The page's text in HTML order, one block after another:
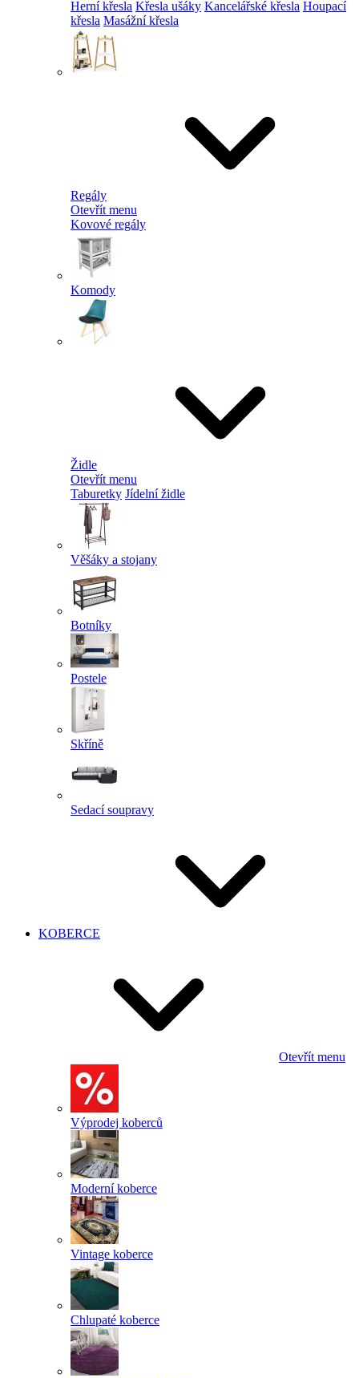
Herní křesla Křesla ušáky Kancelářské křesla Houpací
křesla Masážní křesla
Regály
Otevřít menu
Kovové regály
Komody
Židle
Otevřít menu
Taburetky Jídelní židle
Věšáky a stojany
Botníky
Postele
Skříně
Sedací soupravy
KOBERCE
Otevřít menu
Výprodej koberců
Moderní koberce
Vintage koberce
Chlupaté koberce